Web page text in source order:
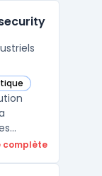
dans cette
complète